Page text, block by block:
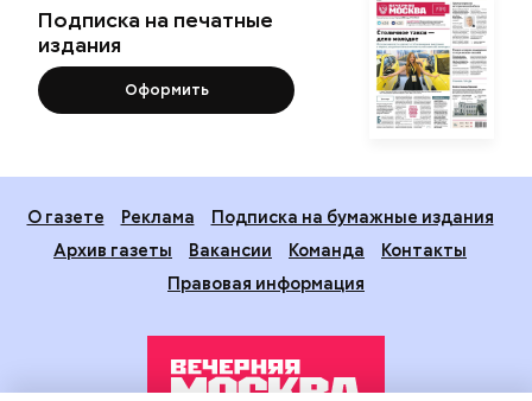
Подписка на печатные
издания
Оформить
О газете Реклама
Подписка на бумажные издания
Архив газеты
Вакансии Команда
Контакты
Правовая информация